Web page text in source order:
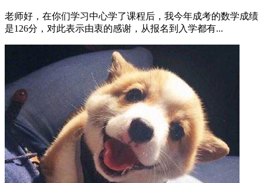
老师好，在你们学习中心学了课程后，我今年成考的数学成绩
是126分，对此表示由衷的感谢，从报名到入学都有...